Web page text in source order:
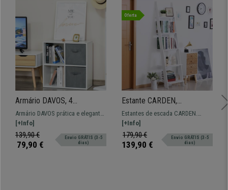
Armário DAVOS, 4
Compartimentos, 2 Gavetas
Extraíveis, 61,5x30x61,5cm,
Madeira, Branco
Armário DAVOS prática e elegante
composta por 4 compartimentos e
2 gavetas extraíveis.
[+Info]
139,90 €
79,90 €
Envio GRÁTIS (3-5
dias)
Oferta
Estante CARDEN,
50x40x195cm, Design
Moderno, Em Madeira, Cor
Branco
Estantes de escada CARDEN.
Estrutura sólida com cinco
prateleiras e ampla capacidade de
armazenamento.
[+Info]
179,90 €
139,90 €
Envio GRÁTIS (3-5
dias)